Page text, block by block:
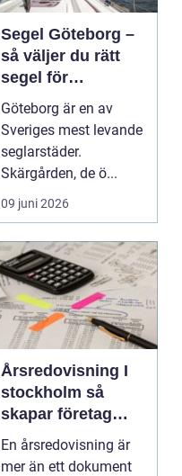
Segel Göteborg –
så väljer du rätt
segel för
västkustens vindar
Göteborg är en av
Sveriges mest levande
seglarstäder.
Skärgården, de ö...
09 juni 2026
Årsredovisning I
stockholm så
skapar företag
trygghet och
kontroll
En årsredovisning är
mer än ett dokument